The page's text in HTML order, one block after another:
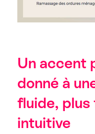
Un accent
donné à
fluide,
intuitive